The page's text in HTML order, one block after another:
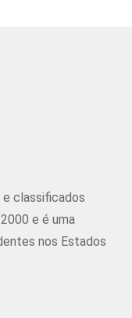
e classificados
e é uma
nos Estados